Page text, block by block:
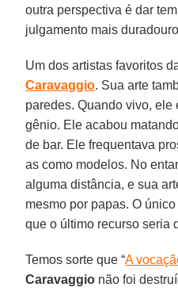
outra perspectiva é dar
julgamento mais
Um dos artistas favoritos
Caravaggio. Sua arte
paredes. Quando vivo, ele
gênio. Ele acabou
de bar. Ele frequentava
as como modelos. No
alguma distância, e sua
mesmo por papas. O
que o último recurso seria
Temos sorte que “A
Caravaggio não foi